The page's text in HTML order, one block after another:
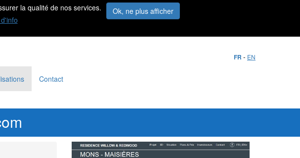
la qualité de nos services.
Ok, ne plus afficher
FR - EN
Contact